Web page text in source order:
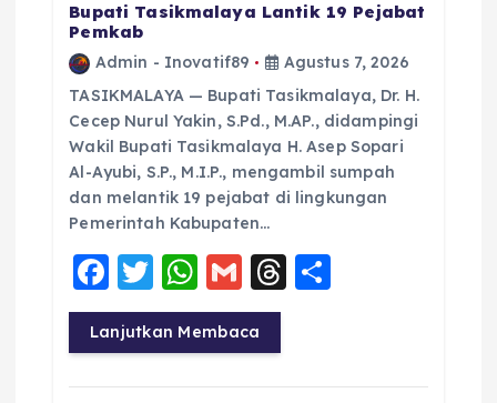
Bupati Tasikmalaya Lantik 19 Pejabat
Pemkab
Admin - Inovatif89
Agustus 7, 2026
TASIKMALAYA — Bupati Tasikmalaya, Dr. H.
Cecep Nurul Yakin, S.Pd., M.AP., didampingi
Wakil Bupati Tasikmalaya H. Asep Sopari
Al-Ayubi, S.P., M.I.P., mengambil sumpah
dan melantik 19 pejabat di lingkungan
Pemerintah Kabupaten…
F
a
c
e
T
w
it
te
W
h
a
ts
G
m
ai
l
T
a re
Lanjutkan Membaca